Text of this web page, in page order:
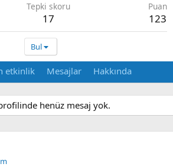
Tepki skoru
17
Puan
123
Bul
etkinlik Mesajlar Hakkında
henüz mesaj yok.